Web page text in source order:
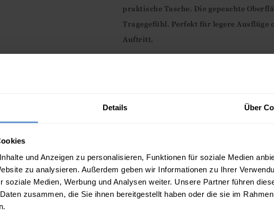
Details Über
und Anzeigen zu personalisieren, Funktionen für soziale Medien
zu analysieren. Außerdem geben wir Informationen zu Ihrer
soziale Medien, Werbung und Analysen weiter. Unsere Partner führen
zusammen, die Sie ihnen bereitgestellt haben oder die sie im
praktische Tasche. Die gepeachte
Tragegefühl. Perfekt für legere Ausflüge
Auftritt.
Normale Passform- Unser Model trägt
Maschinenwaschbar – Bitte
Diese Artikel könnten